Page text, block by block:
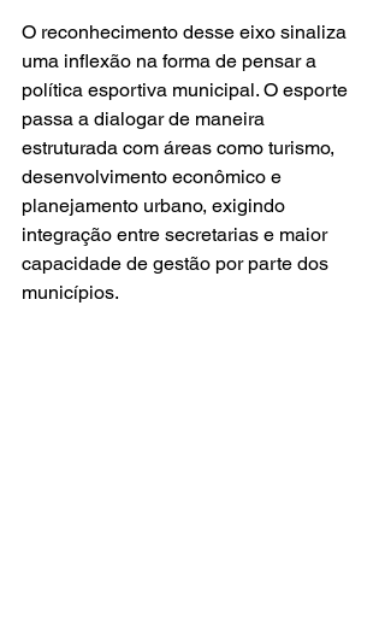
O reconhecimento desse eixo sinaliza
uma inflexão na forma de pensar a
política esportiva municipal. O esporte
passa a dialogar de maneira
estruturada com áreas como turismo,
desenvolvimento econômico e
planejamento urbano, exigindo
integração entre secretarias e maior
capacidade de gestão por parte dos
municípios.